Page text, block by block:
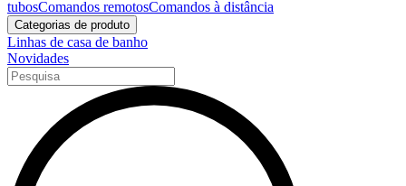
tubosComandos remotosComandos à distância
Categorias de produto
Linhas de casa de banho
Novidades